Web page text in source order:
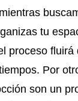
tu
proceso fluirá
Por
son un